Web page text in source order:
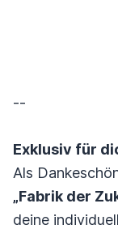
--
Exklusiv für
Als
„Fabrik der
deine